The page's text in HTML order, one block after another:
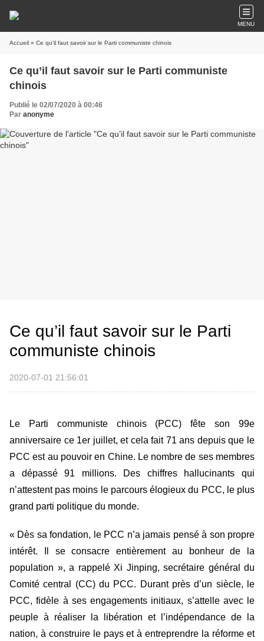
MENU
Accueil » Ce qu’il faut savoir sur le Parti communiste chinois
Ce qu’il faut savoir sur le Parti communiste
chinois
Publié le 02/07/2020 à 00:46
Par anonyme
Ce qu’il faut savoir sur le Parti
communiste chinois
2020-07-01 21:56:01
Le Parti communiste chinois (PCC) fête son 99e
anniversaire ce 1er juillet, et cela fait 71 ans depuis que le
PCC est au pouvoir en Chine. Le nombre de ses membres
a dépassé 91 millions. Des chiffres hallucinants qui
n’attestent pas moins le parcours élogieux du PCC, le plus
grand parti politique du monde.
« Dès sa fondation, le PCC n’a jamais pensé à son propre
intérêt. Il se consacre entièrement au bonheur de la
population », a rappelé Xi Jinping, secrétaire général du
Comité central (CC) du PCC. Durant près d’un siècle, le
PCC, fidèle à ses engagements initiaux, s’attelle avec le
peuple à réaliser la libération et l’indépendance de la
nation, à construire le pays et à entreprendre la réforme et